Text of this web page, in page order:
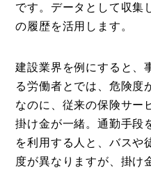
お問い合わせ
です。データとして収集
の履歴を活用します。
建設業界を例にすると、
る労働者とでは、危険度
なのに、従来の保険サー
掛け金が一緒。通勤手段
を利用する人と、バスや
度が異なりますが、掛け